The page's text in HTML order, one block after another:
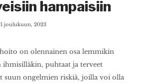
hampaisiin
joulukuun, 2023
on olennainen osa lemmikin
puhtaat ja terveet
suun ongelmien riskiä, joilla voi olla